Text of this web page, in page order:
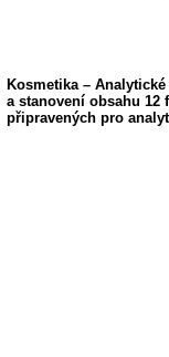
Kosmetika –
a stanovení obsahu 12
připravených pro